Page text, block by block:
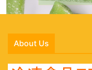
About Us